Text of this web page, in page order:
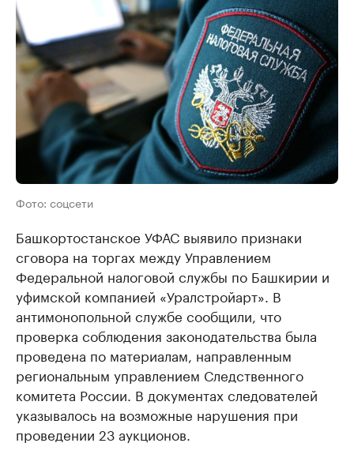
Фото: соцсети
Башкортостанское УФАС выявило признаки
сговора на торгах между Управлением
Федеральной налоговой службы по Башкирии и
уфимской компанией «Уралстройарт». В
антимонопольной службе сообщили, что
проверка соблюдения законодательства была
проведена по материалам, направленным
региональным управлением Следственного
комитета России. В документах следователей
указывалось на возможные нарушения при
проведении 23 аукционов.